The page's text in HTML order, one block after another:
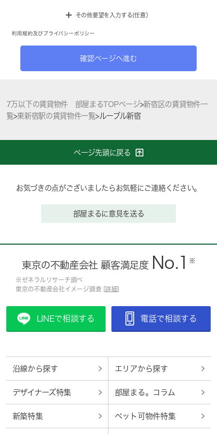
その他要望を入力する(任意）
利用規約 及び プライバシーポリシー
確認ページへ進む
7万以下の賃貸物件 部屋まるTOPページ>新宿区の賃貸物件一
覧>東新宿駅の賃貸物件一覧>ルーブル新宿
ページ先頭に戻る
お気づきの点がございましたらお気軽にご連絡ください。
部屋まるに意見を送る
東京の不動産会社 顧客満足度 No.1 ※
※ゼネラルリサーチ調べ
東京の不動産会社イメージ調査 [ 詳細
LINEで相談する 電話で相談する
沿線から探す エリアから探す
デザイナーズ特集 部屋まる。コラム
新築特集 ペット可物件特集